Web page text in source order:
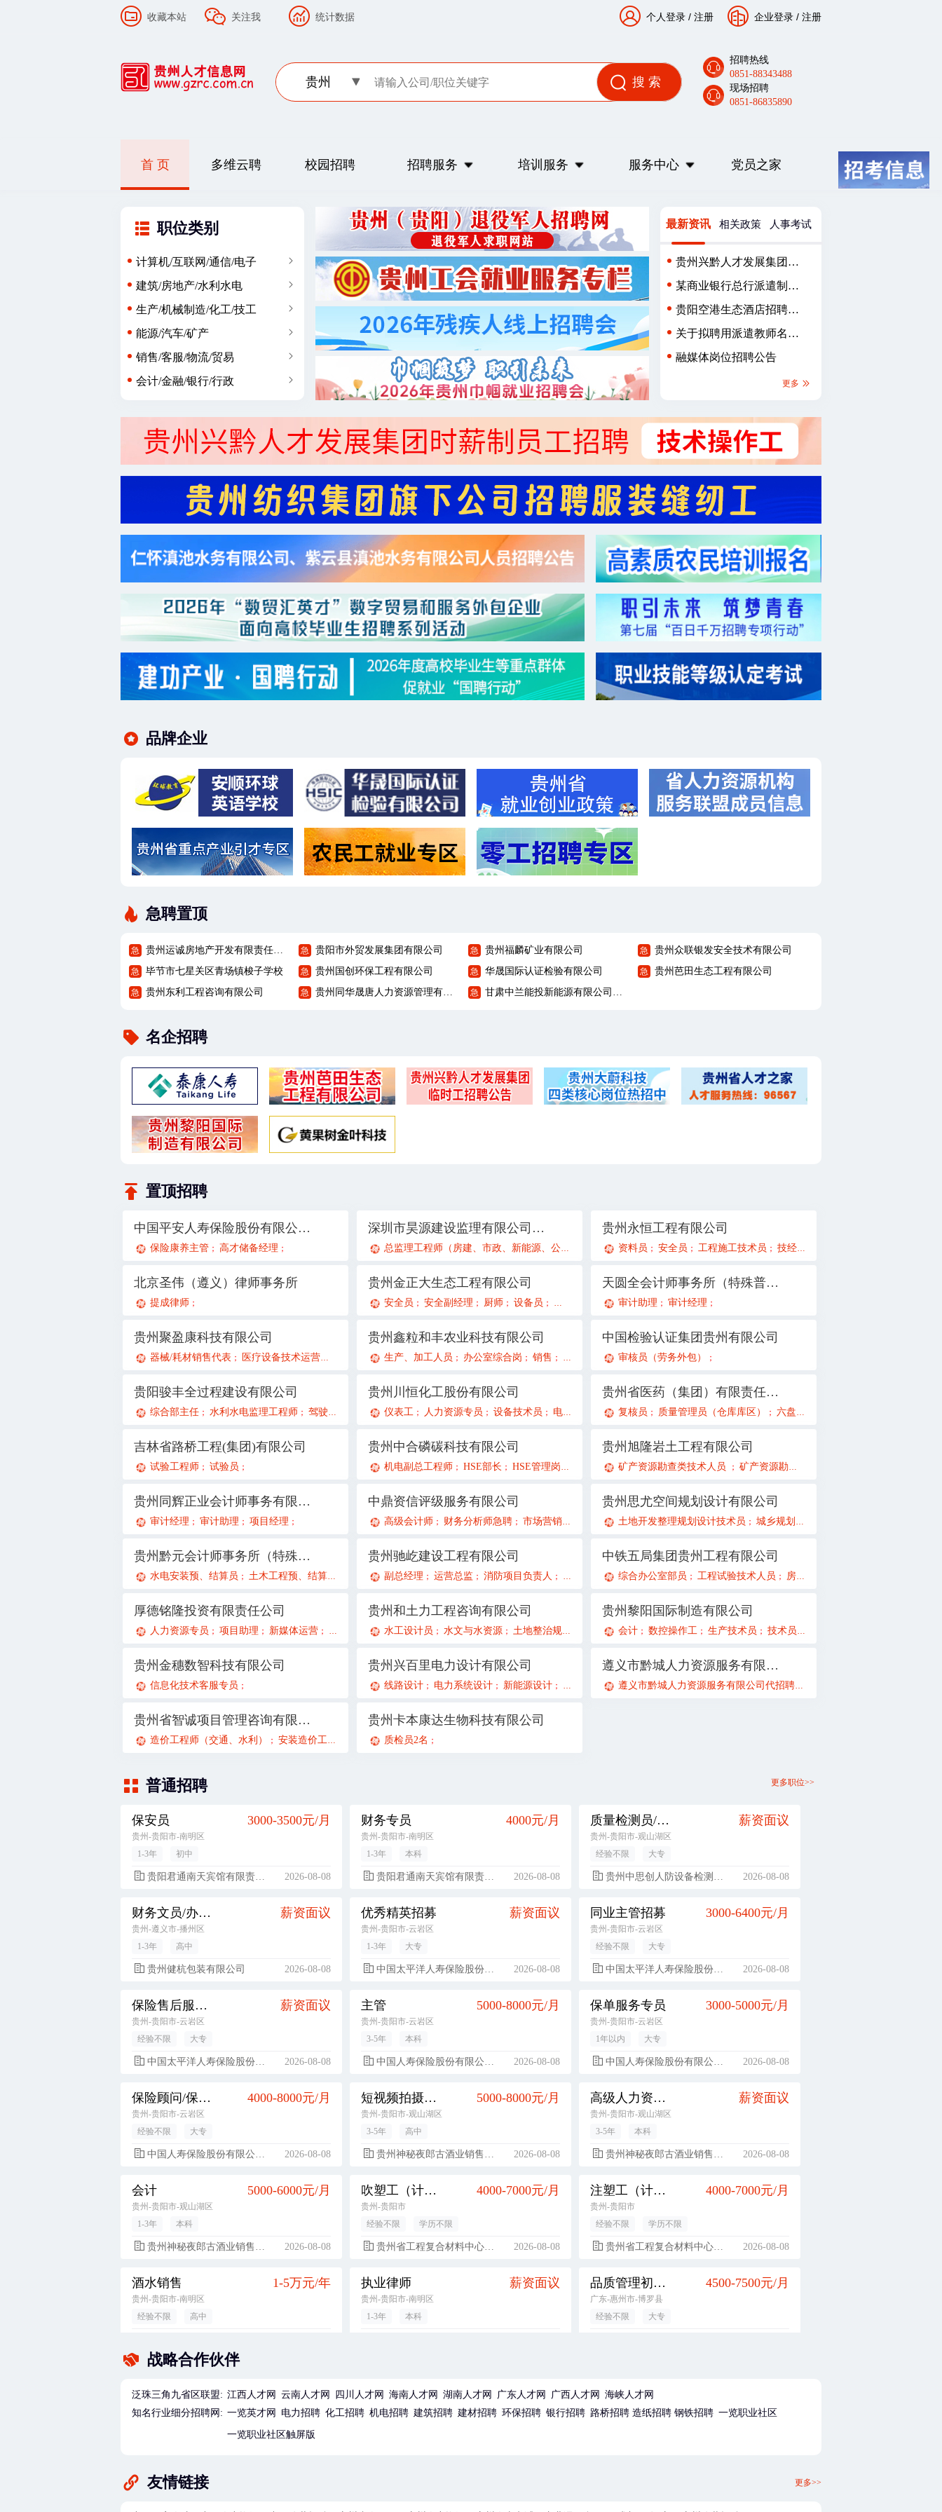
收藏本站 关注我 统计数据 企业登录 / 注册
个人登录 / 注册
贵州
招聘热线
0851-88343488
现场招聘
0851-86835890
首 页 多维云聘 校园招聘 招聘服务 培训服务 服务中心 党员之家
职位类别
计算机/互联网/通信/电子
建筑/房地产/水利水电
生产/机械制造/化工/技工
能源/汽车/矿产
销售/客服/物流/贸易
会计/金融/银行/行政
生物/制药/医疗/美容
编辑/策划/教育/培训
咨询/法律/科研/服务业
农/林/牧/园艺/其他类
最新资讯 相关政策 人事考试
贵州兴黔人才发展集团有
限公司派遣制员工招聘
某商业银行总行派遣制用
工人员招聘公告
贵阳空港生态酒店招聘简
章
关于拟聘用派遣教师名单
的公示
融媒体岗位招聘公告
更多
品牌企业
急聘置顶
急 贵州运诚房地产开发有限责任公司 急 贵阳市外贸发展集团有限公司 急 贵州福麟矿业有限公司 急 贵州众联银发安全技术有限公司
急 毕节市七星关区青场镇梭子学校 急 贵州国创环保工程有限公司 急 华晟国际认证检验有限公司 急 贵州芭田生态工程有限公司
急 贵州东利工程咨询有限公司 急 贵州同华晟唐人力资源管理有限公司 急 甘肃中兰能投新能源有限公司贵州分公司
名企招聘
置顶招聘
中国平安人寿保险股份有限公司贵州分公司21部
保险康养主管 ； 高才储备经理 ；
深圳市昊源建设监理有限公司贵阳观山湖分公司
总监理工程师（房建、市政、新能源、公路） 专业监理工程师/总代； 监理员、实习生； 一级造价工程师
贵州永恒工程有限公司
资料员 ； 安全员 ； 工程施工技术员 ； 技经人员（概预算）
北京圣伟（遵义）律师事务所
提成律师 ；
贵州金正大生态工程有限公司
安全员 ； 安全副经理 ； 厨师 ； 设备员 ； 环保管理员 ； 设备工程师 ； 电气工程师
天圆全会计师事务所（特殊普通合伙）贵州分所
审计助理 ； 审计经理 ；
贵州聚盈康科技有限公司
器械/耗材销售代表 ； 医疗设备技术运营官
贵州鑫粒和丰农业科技有限公司
生产、加工人员 ； 办公室综合岗 ； 销售 ； 会计助理兼文员； 种子试验示范、生产、加工
中国检验认证集团贵州有限公司
审核员（劳务外包） ；
贵阳骏丰全过程建设有限公司
综合部主任 ； 水利水电监理工程师 ； 驾驶员 市场经营部主管 ； 资料员； 一级建造师（市政专业） 一级建造师（水利水电专业） ； 总监理工程师； 水工设计
贵州川恒化工股份有限公司
仪表工 ； 人力资源专员 ； 设备技术员 ； 电工 工艺技术员[只招应届毕业生] ； 设备技术员[只招应届毕业生]
贵州省医药（集团）有限责任公司
复核员 ； 质量管理员（仓库库区） ； 六盘水销售员
吉林省路桥工程(集团)有限公司
试验工程师 ； 试验员 ；
贵州中合磷碳科技有限公司
机电副总工程师 ； HSE部长 ； HSE管理岗； 化工设备工程师； 消防控制室值班员 ； 现场安全监护岗
贵州旭隆岩土工程有限公司
矿产资源勘查类技术人员 ； 矿产资源勘查类总工程师（项目负责人）
贵州同辉正业会计师事务有限公司
审计经理 ； 审计助理 ； 项目经理 ；
中鼎资信评级服务有限公司
高级会计师 ； 财务分析师急聘 ； 市场营销策划经理急聘 ； 政策研究员急聘；
贵州思尤空间规划设计有限公司
土地开发整理规划设计技术员 ； 城乡规划技术员
贵州黔元会计师事务所（特殊普通合伙）
水电安装预、结算员 ； 土木工程预、结算员 财务审计助理； 注册会计师；
贵州驰屹建设工程有限公司
副总经理 ； 运营总监 ； 消防项目负责人 ； 招投标岗 ； 副总经理；
中铁五局集团贵州工程有限公司
综合办公室部员 ； 工程试验技术人员 ； 房建项目工程部长
厚德铭隆投资有限责任公司
人力资源专员 ； 项目助理 ； 新媒体运营 ； 教务专员 ； 人力资源专员； 项目助理； 新媒体运营； 教务专员 ； 总账会计 ； 人力资源专员（周末双休）； 项目经理助理（管培生）
贵州和土力工程咨询有限公司
水工设计员 ； 水文与水资源 ； 土地整治规划设计
贵州黎阳国际制造有限公司
会计 ； 数控操作工 ； 生产技术员 ； 技术员；
贵州金穗数智科技有限公司
信息化技术客服专员 ；
贵州兴百里电力设计有限公司
线路设计 ； 电力系统设计 ； 新能源设计 ； 配电网设计； 变电一次设计； 变电二次设计；
遵义市黔城人力资源服务有限公司
遵义市黔城人力资源服务有限公司代招聘公告
贵州省智诚项目管理咨询有限公司
造价工程师（交通、水利） ； 安装造价工程师 土建造价工程师；
贵州卡本康达生物科技有限公司
质检员2名 ；
更多职位>>
普通招聘
保安员 3000-3500元/月
贵州-贵阳市-南明区
1-3年
初中
贵阳君通南天宾馆有限责任公司南明区解放路分公司 2026-08-08
财务专员 4000元/月
贵州-贵阳市-南明区
1-3年
本科
贵阳君通南天宾馆有限责任公司南明区解放路分公司 2026-08-08
质量检测员/测试员 薪资面议
贵州-贵阳市-观山湖区
经验不限
大专
贵州中思创人防设备检测有限公司 2026-08-08
财务文员/办公室文员 薪资面议
贵州-遵义市-播州区
1-3年
高中
贵州健杭包装有限公司 2026-08-08
优秀精英招募 薪资面议
贵州-贵阳市-云岩区
1-3年
大专
中国太平洋人寿保险股份有限公司 2026-08-08
同业主管招募 3000-6400元/月
贵州-贵阳市-云岩区
经验不限
大专
中国太平洋人寿保险股份有限公司 2026-08-08
保险售后服务专员 薪资面议
贵州-贵阳市-云岩区
经验不限
大专
中国太平洋人寿保险股份有限公司 2026-08-08
主管 5000-8000元/月
贵州-贵阳市-云岩区
3-5年
本科
中国人寿保险股份有限公司贵阳市都司支公司 2026-08-08
保单服务专员 3000-5000元/月
贵州-贵阳市-云岩区
1年以内
大专
中国人寿保险股份有限公司贵阳市都司支公司 2026-08-08
保险顾问/保险经纪人 4000-8000元/月
贵州-贵阳市-云岩区
经验不限
大专
中国人寿保险股份有限公司贵阳市都司支公司 2026-08-08
短视频拍摄剪辑 5000-8000元/月
贵州-贵阳市-观山湖区
3-5年
高中
贵州神秘夜郎古酒业销售有限公司 2026-08-08
高级人力资源专员（直播电商方向） 薪资面议
贵州-贵阳市-观山湖区
3-5年
本科
贵州神秘夜郎古酒业销售有限公司 2026-08-08
会计 5000-6000元/月
贵州-贵阳市-观山湖区
1-3年
本科
贵州神秘夜郎古酒业销售有限公司 2026-08-08
吹塑工（计件） 4000-7000元/月
贵州-贵阳市
经验不限
学历不限
贵州省工程复合材料中心有限公司 2026-08-08
注塑工（计件） 4000-7000元/月
贵州-贵阳市
经验不限
学历不限
贵州省工程复合材料中心有限公司 2026-08-08
酒水销售 1-5万元/年
贵州-贵阳市-南明区
经验不限
高中
执业律师 薪资面议
贵州-贵阳市-南明区
1-3年
本科
品质管理初级储备干部（品质管理相关工作，大专实习生，经验不限，广东-惠州市） 4500-7500元/月
广东-惠州市-博罗县
经验不限
大专
广东-惠州市-博罗县
经验不限
大专
华通电脑（惠州）有限公司 2026-08-08
广东-惠州市-博罗县
经验不限
初中
贵州
经验不限
本科
广东-惠州市-博罗县
战略合作伙伴
泛珠三角九省区联盟: 江西人才网 云南人才网 四川人才网 海南人才网 湖南人才网 广东人才网 广西人才网
海峡人才网
知名行业细分招聘网: 一览英才网 电力招聘 化工招聘 机电招聘 建筑招聘 建材招聘 环保招聘 银行招聘 路桥招聘 造纸招聘 钢铁招聘 一览职业社区
一览职业社区触屏版
更多>>
友情链接